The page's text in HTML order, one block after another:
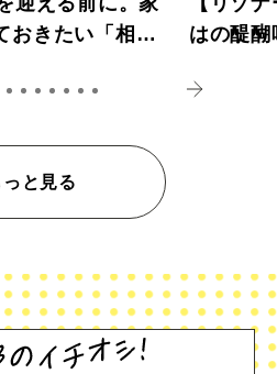
おきたい「相続
はの醍
っと見る